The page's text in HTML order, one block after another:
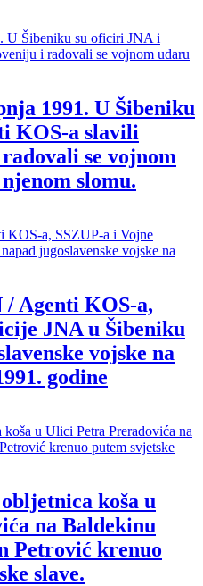
1991. U Šibeniku
KOS-a slavili
se vojnom
slomu.
Agenti KOS-a,
JNA u Šibeniku
vojske na
godine
koša u
na Baldekinu
Petrović krenuo
slave.